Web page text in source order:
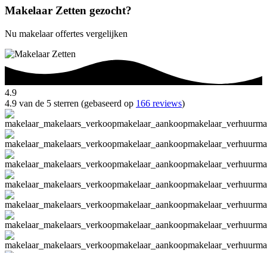
Makelaar Zetten gezocht?
Nu makelaar offertes vergelijken
4.9
4.9 van de 5 sterren (gebaseerd op 166 reviews)